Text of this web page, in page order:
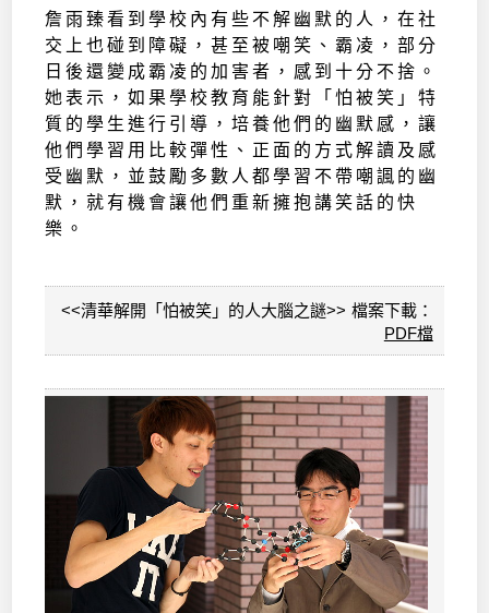
詹雨臻看到學校內有些不解幽默的人，在社
交上也碰到障礙，甚至被嘲笑、霸凌，部分
日後還變成霸凌的加害者，感到十分不捨。
她表示，如果學校教育能針對「怕被笑」特
質的學生進行引導，培養他們的幽默感，讓
他們學習用比較彈性、正面的方式解讀及感
受幽默，並鼓勵多數人都學習不帶嘲諷的幽
默，就有機會讓他們重新擁抱講笑話的快
樂。
<<清華解開「怕被笑」的人大腦之謎>> 檔案下載：
PDF檔